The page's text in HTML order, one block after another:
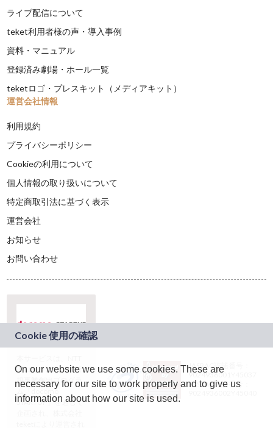
ライブ配信について
teket利用者様の声・導入事例
資料・マニュアル
登録済み劇場・ホール一覧
teketロゴ・プレスキット（メディアキット）
運営会社情報
利用規約
プライバシーポリシー
Cookieの利用について
個人情報の取り扱いについて
特定商取引法に基づく表示
運営会社
お知らせ
お問い合わせ
ドコモグループの新
規事業創出プログラ
ム「docomo
STARTUP」を通じて
JASRAC許諾番号：
9024936001Y45037
JASRAC許諾番号：
On our website we use some cookies. These are
necessary for our site to work properly and to give us
information about how our site is used.